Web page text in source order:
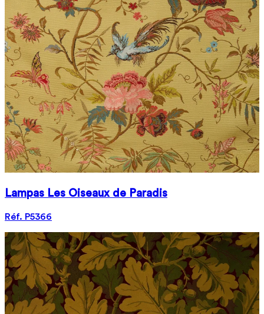
Lampas Les Oiseaux de Paradis
Réf. P5366